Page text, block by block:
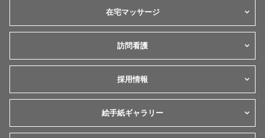
在宅マッサージ
訪問看護
採用情報
絵手紙ギャラリー